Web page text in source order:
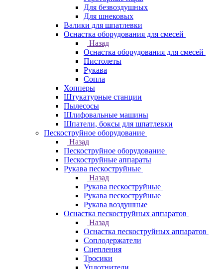
Для безвоздушных
Для шнековых
Валики для шпатлевки
Оснастка оборудования для смесей
Назад
Оснастка оборудования для смесей
Пистолеты
Рукава
Сопла
Хопперы
Штукатурные станции
Пылесосы
Шлифовальные машины
Шпатели, боксы для шпатлевки
Пескоструйное оборудование
Назад
Пескоструйное оборудование
Пескоструйные аппараты
Рукава пескоструйные
Назад
Рукава пескоструйные
Рукава пескоструйные
Рукава воздушные
Оснастка пескоструйных аппаратов
Назад
Оснастка пескоструйных аппаратов
Соплодержатели
Сцепления
Тросики
Уплотнители